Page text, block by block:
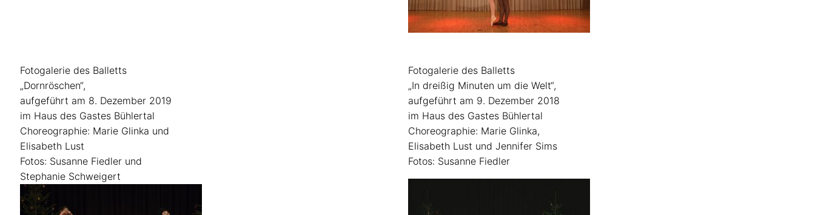
Fotogalerie des Balletts
„Dornröschen“,
aufgeführt am 8. Dezember 2019
im Haus des Gastes Bühlertal
Choreographie: Marie Glinka und
Elisabeth Lust
Fotos: Susanne Fiedler und
Stephanie Schweigert
Fotogalerie des Balletts
„In dreißig Minuten um die Welt“,
aufgeführt am 9. Dezember 2018
im Haus des Gastes Bühlertal
Choreographie: Marie Glinka,
Elisabeth Lust und Jennifer Sims
Fotos: Susanne Fiedler